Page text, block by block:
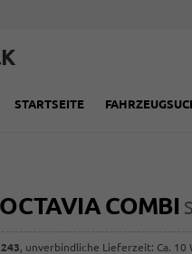
STARTSEITE
COMBI
, unverbindliche Lieferzeit: Ca. 10